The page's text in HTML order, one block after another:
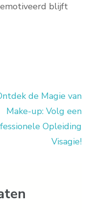
blijft
de Magie van
Make-up: Volg een
Opleiding
Visagie!